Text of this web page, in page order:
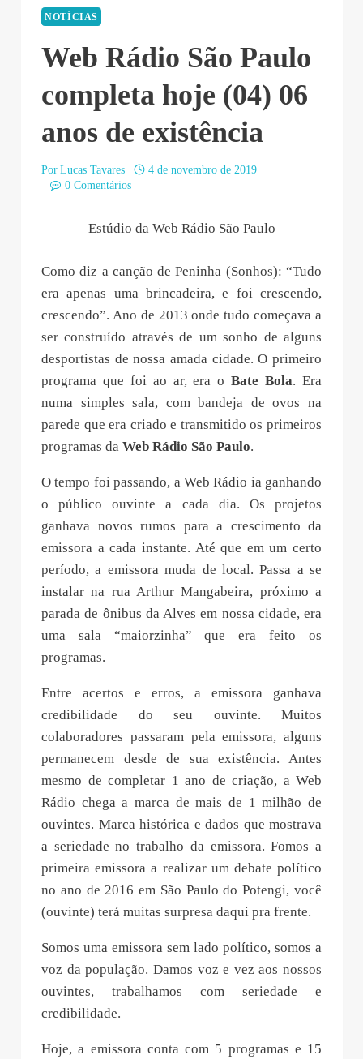
NOTÍCIAS
Web Rádio São Paulo
completa hoje (04) 06
anos de existência
Por Lucas Tavares
4 de novembro de 2019
0 Comentários
Estúdio da Web Rádio São Paulo
Como diz a canção de Peninha (Sonhos): “Tudo
era apenas uma brincadeira, e foi crescendo,
crescendo”. Ano de 2013 onde tudo começava a
ser construído através de um sonho de alguns
desportistas de nossa amada cidade. O primeiro
programa que foi ao ar, era oBate Bola. Era
numa simples sala, com bandeja de ovos na
parede que era criado e transmitido os primeiros
programas da Web Rádio São Paulo.
O tempo foi passando, a Web Rádio ia ganhando
o público ouvinte a cada dia. Os projetos
ganhava novos rumos para a crescimento da
emissora a cada instante. Até que em um certo
período, a emissora muda de local. Passa a se
instalar na rua Arthur Mangabeira, próximo a
parada de ônibus da Alves em nossa cidade, era
uma sala “maiorzinha” que era feito os
programas.
Entre acertos e erros, a emissora ganhava
credibilidade do seu ouvinte. Muitos
colaboradores passaram pela emissora, alguns
permanecem desde de sua existência. Antes
mesmo de completar 1 ano de criação, a Web
Rádio chega a marca de mais de 1 milhão de
ouvintes. Marca histórica e dados que mostrava
a seriedade no trabalho da emissora. Fomos a
primeira emissora a realizar um debate político
no ano de 2016 em São Paulo do Potengi, você
(ouvinte) terá muitas surpresa daqui pra frente.
Somos uma emissora sem lado político, somos a
voz da população. Damos voz e vez aos nossos
ouvintes, trabalhamos com seriedade e
credibilidade.
Hoje, a emissora conta com 5 programas e 15